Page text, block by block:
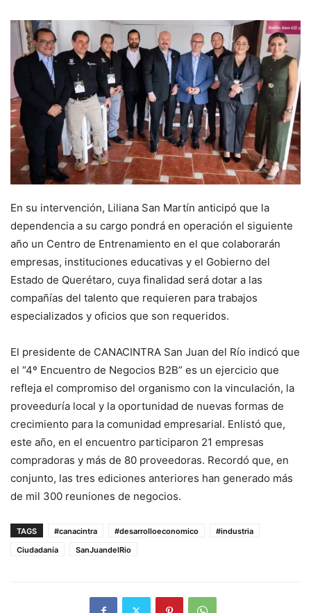
En su intervención, Liliana San Martín anticipó que la
dependencia a su cargo pondrá en operación el siguiente
año un Centro de Entrenamiento en el que colaborarán
empresas, instituciones educativas y el Gobierno del
Estado de Querétaro, cuya finalidad será dotar a las
compañías del talento que requieren para trabajos
especializados y oficios que son requeridos.
El presidente de CANACINTRA San Juan del Río indicó que
el “4º Encuentro de Negocios B2B” es un ejercicio que
refleja el compromiso del organismo con la vinculación, la
proveeduría local y la oportunidad de nuevas formas de
crecimiento para la comunidad empresarial. Enlistó que,
este año, en el encuentro participaron 21 empresas
compradoras y más de 80 proveedoras. Recordó que, en
conjunto, las tres ediciones anteriores han generado más
de mil 300 reuniones de negocios.
TAGS #canacintra #desarrolloeconomico
#industria
Ciudadanía
SanJuandelRio